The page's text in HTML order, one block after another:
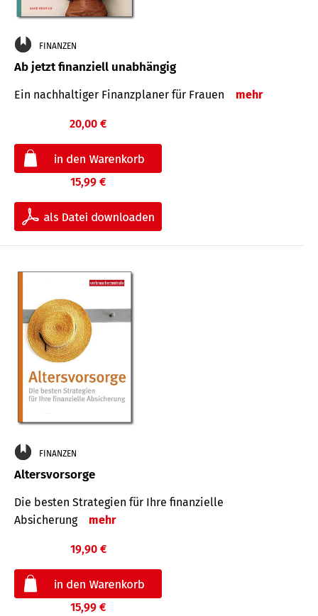
FINANZEN
Ab jetzt finanziell unabhängig
Ein nachhaltiger Finanzplaner für Frauen mehr
20,00 €
15,99 €
FINANZEN
Altersvorsorge
Die besten Strategien für Ihre finanzielle
Absicherung
mehr
19,90 €
15,99 €